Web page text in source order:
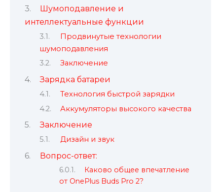
Шумоподавление и
интеллектуальные функции
Продвинутые технологии
шумоподавления
Заключение
Зарядка батареи
Технология быстрой зарядки
Аккумуляторы высокого качества
Заключение
Дизайн и звук
Вопрос-ответ:
Каково общее впечатление
от OnePlus Buds Pro 2?